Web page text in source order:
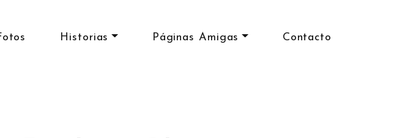
Historias Páginas Amigas Contacto